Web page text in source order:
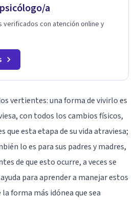
a
verificados con atención online y
vertientes: una forma de vivirlo es
con todos los cambios físicos,
que esta etapa de su vida atraviesa;
lo es para sus padres y madres,
de que esto ocurre, a veces se
para aprender a manejar estos
forma más idónea que sea